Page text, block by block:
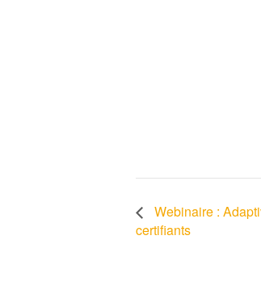
Webinaire :
certifiants